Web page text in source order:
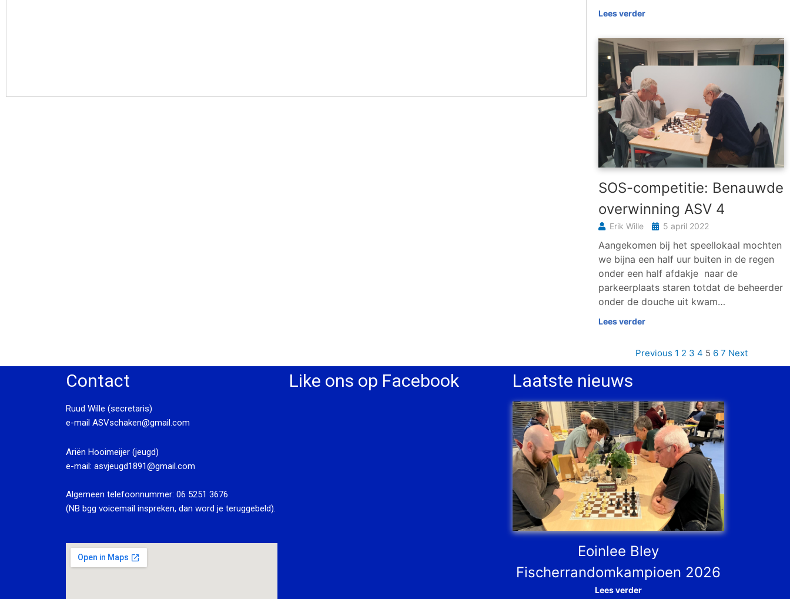
Lees verder
SOS-competitie: Benauwde
overwinning ASV 4
Erik Wille 5 april 2022
Aangekomen bij het speellokaal mochten
we bijna een half uur buiten in de regen
onder een half afdakje naar de
parkeerplaats staren totdat de beheerder
onder de douche uit kwam…
Lees verder
Previous 1 2 3 4 5 6 7 Next
Contact
Ruud Wille (secretaris)
e-mail ASVschaken@gmail.com
Ariën Hooimeijer (jeugd)
e-mail: asvjeugd1891@gmail.com
Algemeen telefoonnummer: 06 5251 3676
(NB bgg voicemail inspreken, dan word je teruggebeld).
Like ons op Facebook Laatste nieuws
Eoinlee Bley
Fischerrandomkampioen 2026
Lees verder